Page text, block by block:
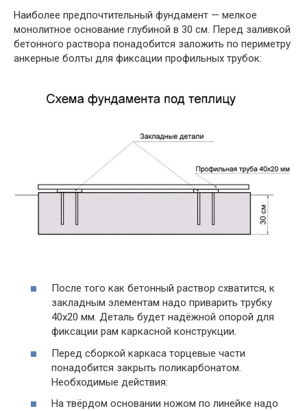
Наиболее предпочтительный фундамент — мелкое
монолитное основание глубиной в 30 см. Перед заливкой
бетонного раствора понадобится заложить по периметру
анкерные болты для фиксации профильных трубок:
После того как бетонный раствор схватится, к
закладным элементам надо приварить трубку
40х20 мм. Деталь будет надёжной опорой для
фиксации рам каркасной конструкции.
Перед сборкой каркаса торцевые части
понадобится закрыть поликарбонатом.
Необходимые действия:
На твёрдом основании ножом по линейке надо